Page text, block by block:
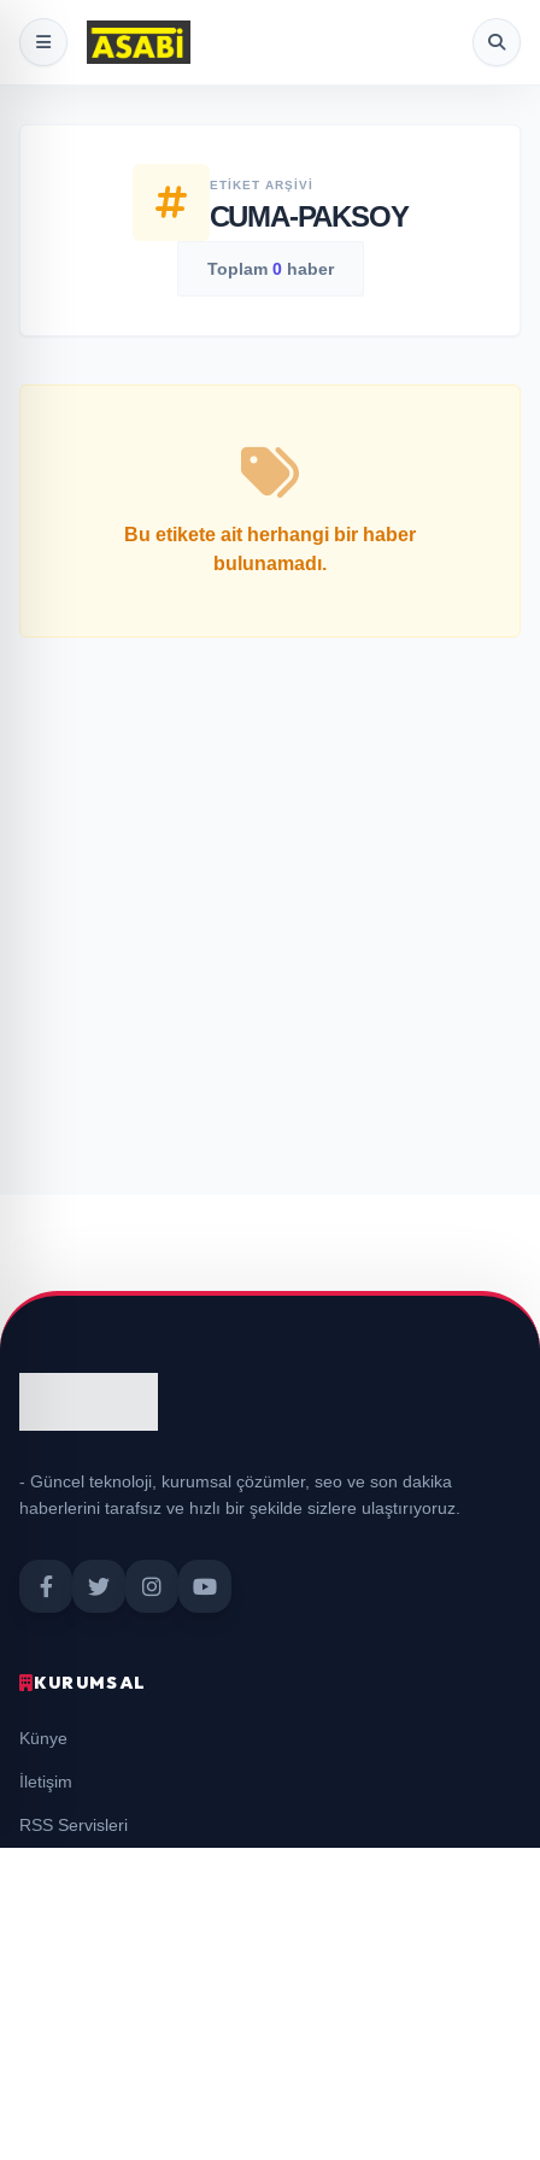
ETIKET ARŞIVI
CUMA-PAKSOY
Toplam 0haber
Bu etikete ait herhangi bir haber
bulunamadı.
- Güncel teknoloji, kurumsal çözümler, seo ve son dakika
haberlerini tarafsız ve hızlı bir şekilde sizlere ulaştırıyoruz.
KURUMSAL
Künye
İletişim
RSS Servisleri